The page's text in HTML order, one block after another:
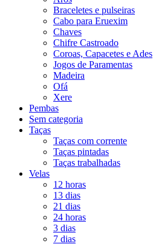
Braceletes e pulseiras
Cabo para Eruexim
Chaves
Chifre Castroado
Coroas, Capacetes e Ades
Jogos de Paramentas
Madeira
Ofá
Xere
Pembas
Sem categoria
Taças
Taças com corrente
Taças pintadas
Taças trabalhadas
Velas
12 horas
13 dias
21 dias
24 horas
3 dias
7 dias